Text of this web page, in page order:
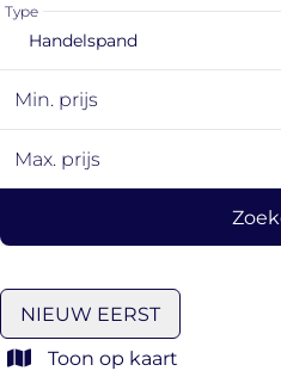
Type
Handelspand
Min. prijs
Max. prijs
Toon op kaart
NIEUW EERST